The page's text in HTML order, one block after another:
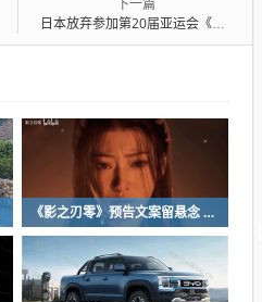
下一篇
日本放弃参加第20届亚运会《英雄联盟》项目！名额有限 能拿奖的优先
《影之刃零》预告文案留悬念 玩家：要反向跳票